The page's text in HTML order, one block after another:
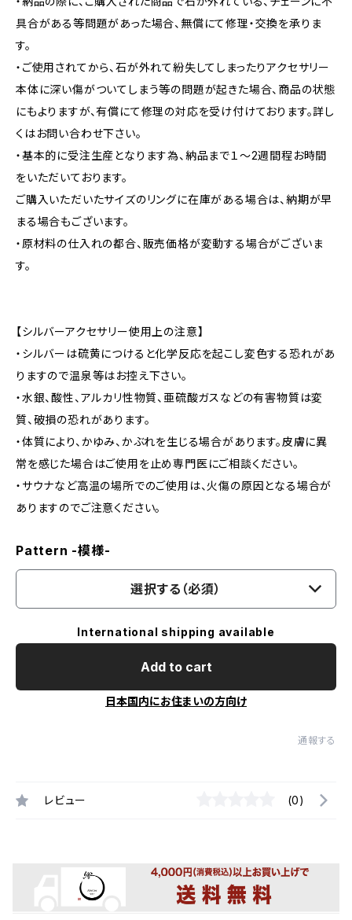
具合がある等問題があった場合、無償にて修理・交換を承りま
す。
・ご使用されてから、石が外れて紛失してしまったりアクセサリー
本体に深い傷がついてしまう等の問題が起きた場合、商品の状態
にもよりますが、有償にて修理の対応を受け付けております。詳し
くはお問い合わせ下さい。
・基本的に受注生産となります為、納品まで１～2週間程お時間
をいただいております。
ご購入いただいたサイズのリングに在庫がある場合は、納期が早
まる場合もございます。
・原材料の仕入れの都合、販売価格が変動する場合がございま
す。
【シルバーアクセサリー使用上の注意】
・シルバーは硫黄につけると化学反応を起こし変色する恐れがあ
りますので温泉等はお控え下さい。
・水銀、酸性、アルカリ性物質、亜硫酸ガスなどの有害物質は変
質、破損の恐れがあります。
・体質により、かゆみ、かぶれを生じる場合があります。皮膚に異
常を感じた場合はご使用を止め専門医にご相談ください。
・サウナなど高温の場所でのご使用は、火傷の原因となる場合が
ありますのでご注意ください。
Pattern -模様-
選択する（必須）
International shipping available
Add to cart
日本国内にお住まいの方向け
通報する
レビュー (0)